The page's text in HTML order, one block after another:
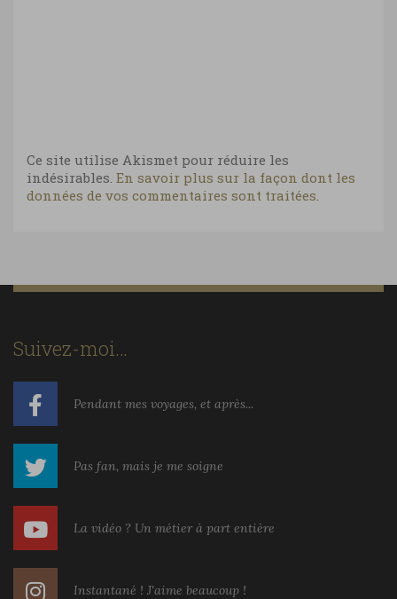
Ce site utilise Akismet pour réduire les
indésirables. En savoir plus sur la façon dont les
données de vos commentaires sont traitées
Suivez-moi…
Pendant mes voyages, et après...
Pas fan, mais je me soigne
La vidéo ? Un métier à part entière
Instantané ! J'aime beaucoup !